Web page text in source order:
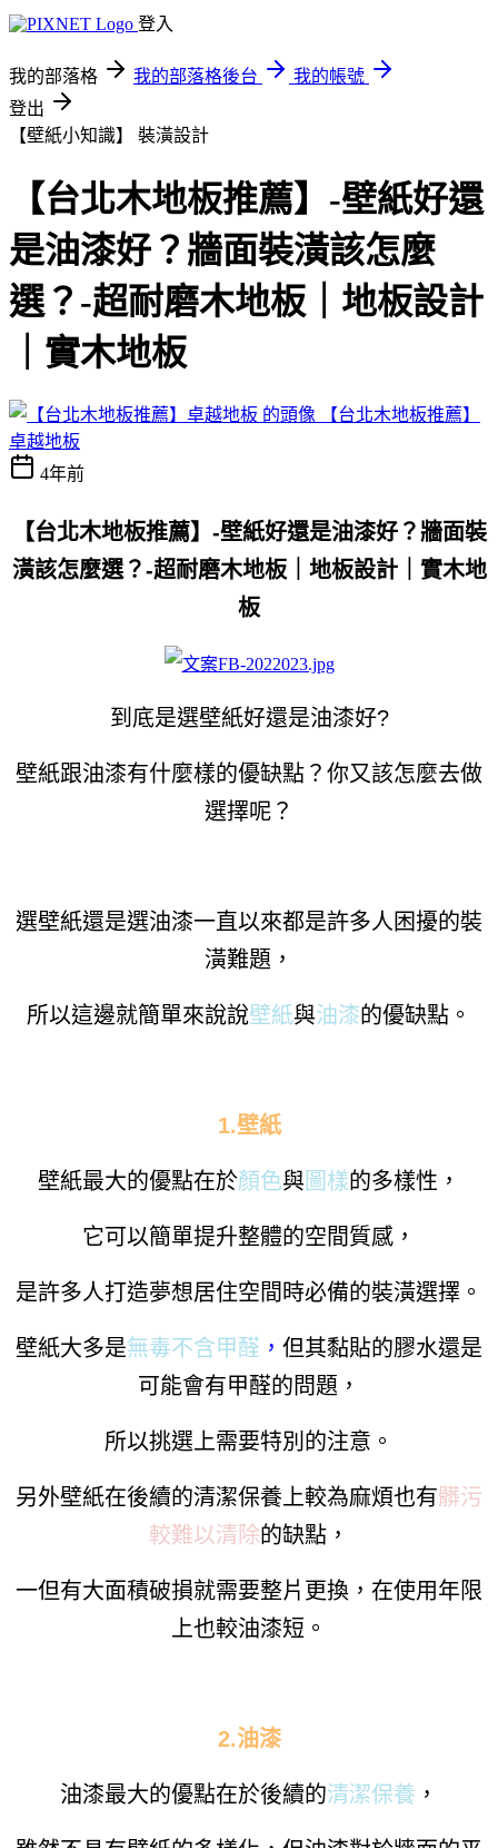
登入
我的部落格 我的部落格後台
我的帳號
登出
【壁紙小知識】 裝潢設計
【台北木地板推薦】-壁紙好還
是油漆好？牆面裝潢該怎麼
選？-超耐磨木地板｜地板設計
｜實木地板
【台北木地板推薦】
卓越地板
4年前
【台北木地板推薦】-壁紙好還是油漆好？牆面裝
潢該怎麼選？-超耐磨木地板｜地板設計｜實木地
板
到底是選壁紙好還是油漆好?
壁紙跟油漆有什麼樣的優缺點？ 你又該怎麼去做
選擇呢？
選壁紙還是選油漆一直以來都是許多人困擾的裝
潢難題，
所以這邊就簡單來說說壁紙與油漆的優缺點。
1.壁紙
壁紙最大的優點在於顏色與 圖樣的多樣性，
它可以簡單提升整體的空間質感，
是許多人打造夢想居住空間時必備的裝潢選擇。
壁紙大多是無毒不含甲醛 ， 但其黏貼的膠水還是
可能會有甲醛的問題，
所以挑選上需要特別的注意。
另外壁紙在後續的清潔保養上較為麻煩也有髒污
較難以清除的缺點，
一但有大面積破損就需要整片更換，在使用年限
上也較油漆短。
2.油漆
油漆最大的優點在於後續的清潔保養 ，